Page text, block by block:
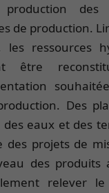
des
de production.
les ressources
être
Des
eaux et des
des projets de
des produits
relever